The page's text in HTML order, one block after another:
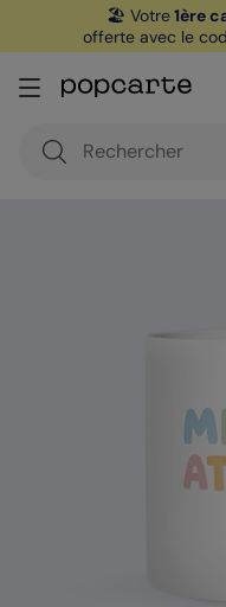
🏖️ Votre1ère
offerte avec le